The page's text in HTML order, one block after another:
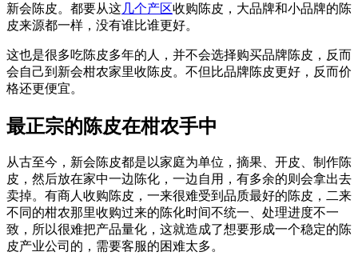
新会陈皮。都要从这几个产区收购陈皮，大品牌和小品牌的陈
皮来源都一样，没有谁比谁更好。
这也是很多吃陈皮多年的人，并不会选择购买品牌陈皮，反而
会自己到新会柑农家里收陈皮。不但比品牌陈皮更好，反而价
格还更便宜。
最正宗的陈皮在柑农手中
从古至今，新会陈皮都是以家庭为单位，摘果、开皮、制作陈
皮，然后放在家中一边陈化，一边自用，有多余的则会拿出去
卖掉。有商人收购陈皮，一来很难受到品质最好的陈皮，二来
不同的柑农那里收购过来的陈化时间不统一、处理进度不一
致，所以很难把产品量化，这就造成了想要形成一个稳定的陈
皮产业公司的，需要客服的困难太多。